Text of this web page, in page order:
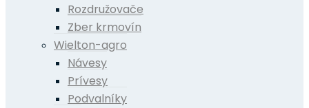
Rozdružovače
Zber krmovín
Wielton-agro
Návesy
Prívesy
Podvalníky